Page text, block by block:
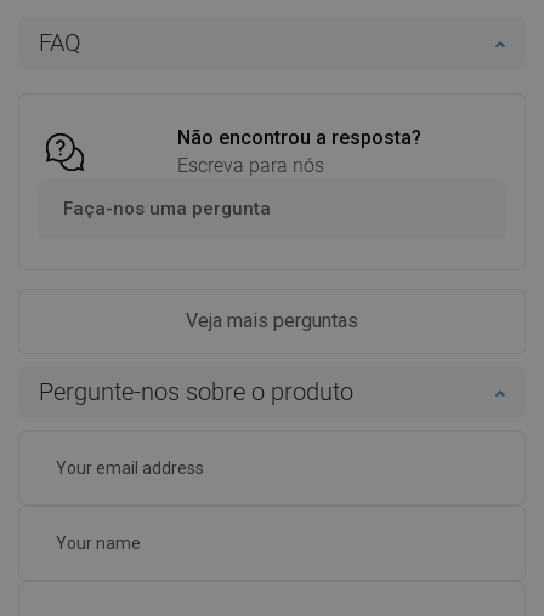
FAQ
Não encontrou a resposta?
Escreva para nós
Faça-nos uma pergunta
Veja mais perguntas
Pergunte-nos sobre o produto